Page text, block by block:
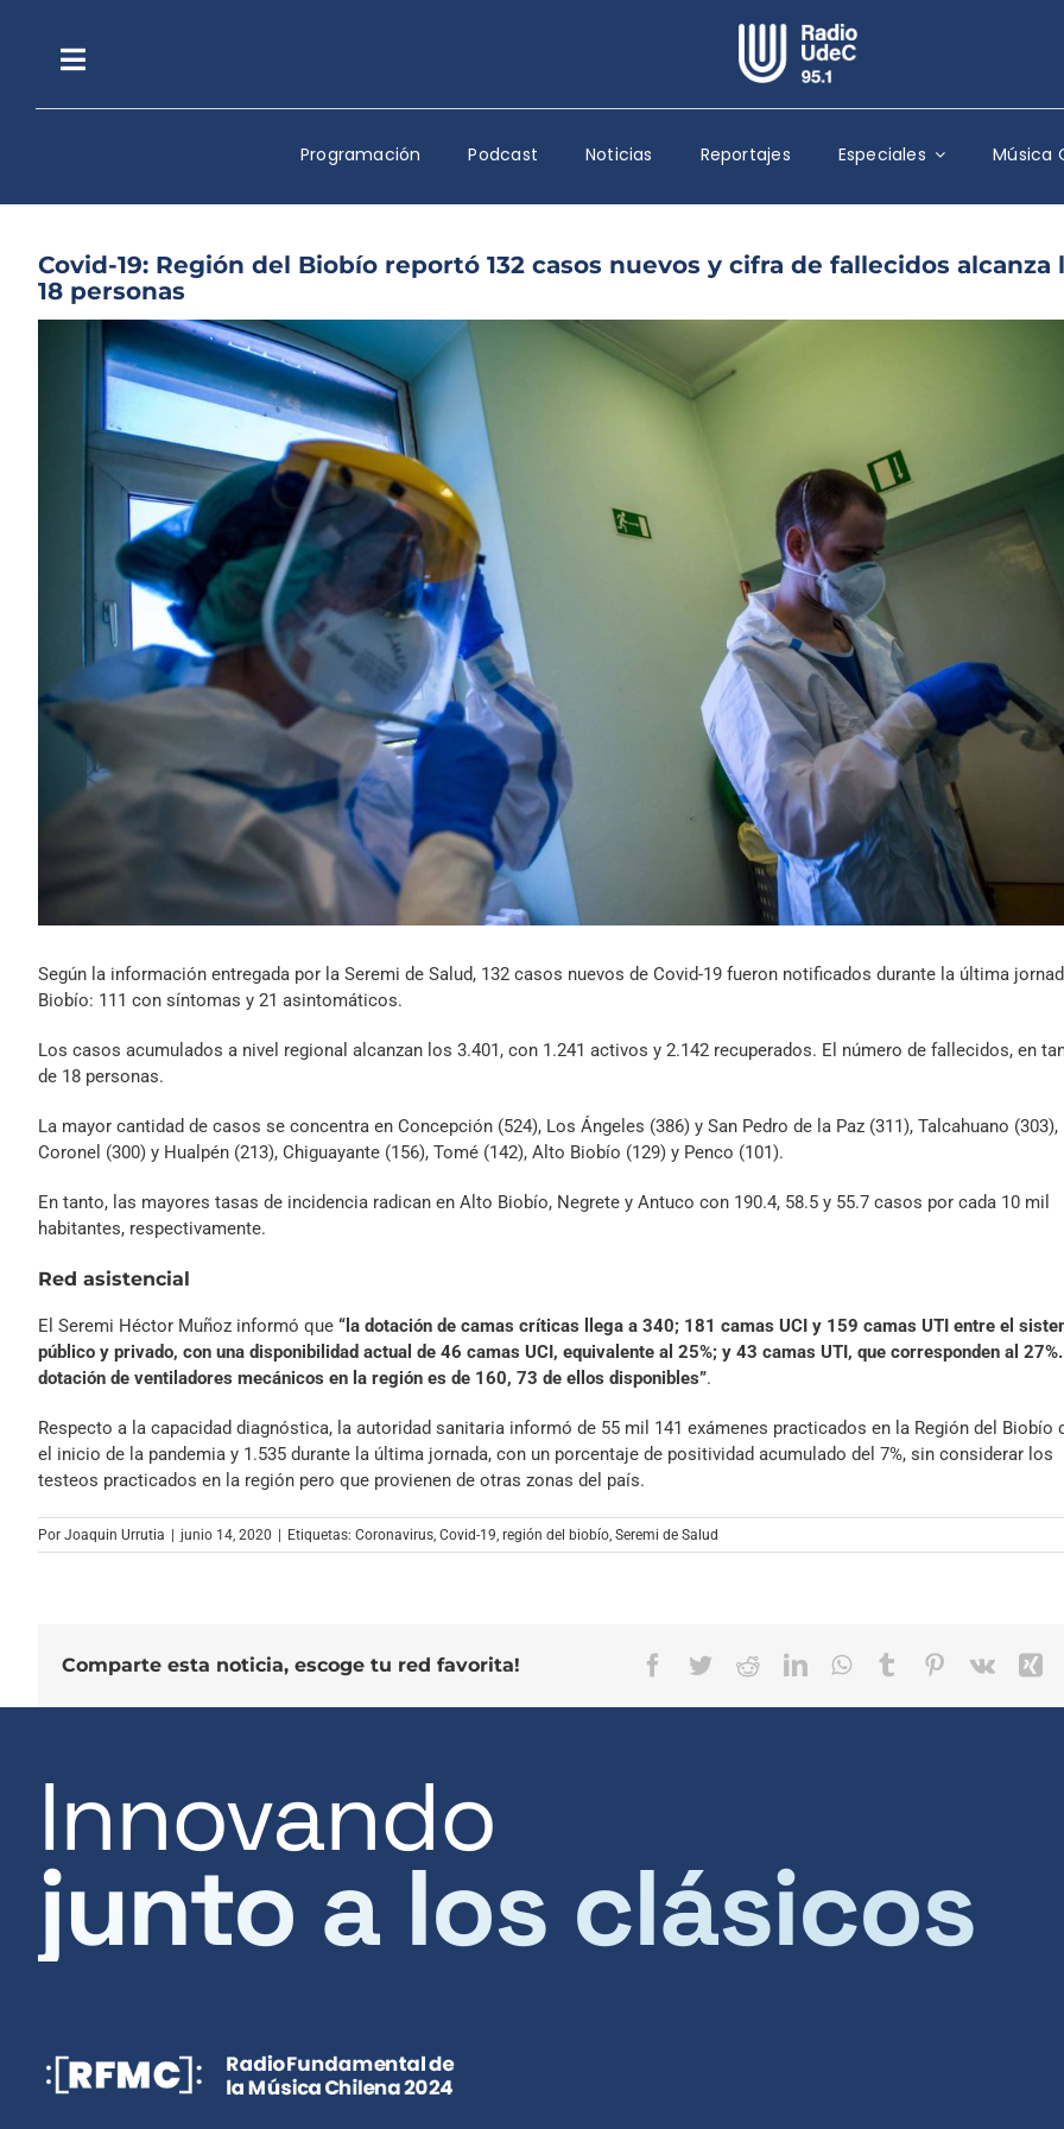
contenidoToggle
Navigation
Escuchar Radio UdeC en vivo
Quiénes Somos
Programación
Podcast
Reportajes
Especiales
Archivo Sonoro
Programación Podcast Noticias Reportajes Especiales Música
Covid-19: Región del Biobío reportó 132 casos nuevos y cifra de fallecidos alcanza
18 personas
Según la información entregada por la Seremi de Salud, 132 casos nuevos de Covid-19 fueron notificados durante la última
Biobío: 111 con síntomas y 21 asintomáticos.
Los casos acumulados a nivel regional alcanzan los 3.401, con 1.241 activos y 2.142 recuperados. El número de fallecidos, en
de 18 personas.
La mayor cantidad de casos se concentra en Concepción (524), Los Ángeles (386) y San Pedro de la Paz (311), Talcahuano (303),
Coronel (300) y Hualpén (213), Chiguayante (156), Tomé (142), Alto Biobío (129) y Penco (101).
En tanto, las mayores tasas de incidencia radican en Alto Biobío, Negrete y Antuco con 190.4, 58.5 y 55.7 casos por cada 10 mil
habitantes, respectivamente.
Red asistencial
El Seremi Héctor Muñoz informó que “la dotación de camas críticas llega a 340; 181 camas UCI y 159 camas UTI entre el
público y privado, con una disponibilidad actual de 46 camas UCI, equivalente al 25%; y 43 camas UTI, que corresponden al
dotación de ventiladores mecánicos en la región es de 160, 73 de ellos disponibles”.
Respecto a la capacidad diagnóstica, la autoridad sanitaria informó de 55 mil 141 exámenes practicados en la Región del Biobío
el inicio de la pandemia y 1.535 durante la última jornada, con un porcentaje de positividad acumulado del 7%, sin considerar los
testeos practicados en la región pero que provienen de otras zonas del país.
Por Joaquin Urrutia | junio 14, 2020 | Etiquetas: Coronavirus Covid-19 región del biobío Seremi de Salud
Comparte esta noticia, escoge tu red favorita! Facebook
TwitterRedditLinkedInWhatsApp
TumblrPinterest
Vk
Innovando
junto a los clásicos